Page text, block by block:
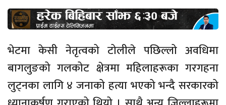
भेटमा केसी नेतृत्वको टोलीले पछिल्लो अवधिमा
बागलुङको गलकोट क्षेत्रमा महिलाहरूका गरगहना
लुट्नका लागि ४ जनाको हत्या भएको भन्दै सरकारको